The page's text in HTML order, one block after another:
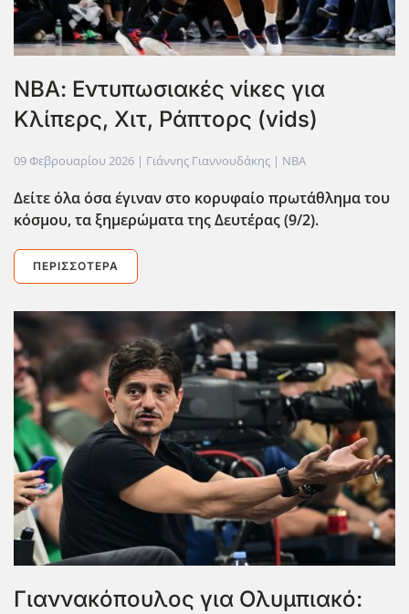
ΝΒΑ: Εντυπωσιακές νίκες για
Κλίπερς, Χιτ, Ράπτορς (vids)
09 Φεβρουαρίου 2026 | Γιάννης Γιαννουδάκης | NBA
Δείτε όλα όσα έγιναν στο κορυφαίο πρωτάθλημα του
κόσμου, τα ξημερώματα της Δευτ΄έρας (9/2).
ΠΕΡΙΣΣΌΤΕΡΑ
Γιαννακόπουλος για Ολυμπιακό: